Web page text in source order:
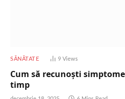
SĂNĂTATE 9Views
Cum să recunoști
timp